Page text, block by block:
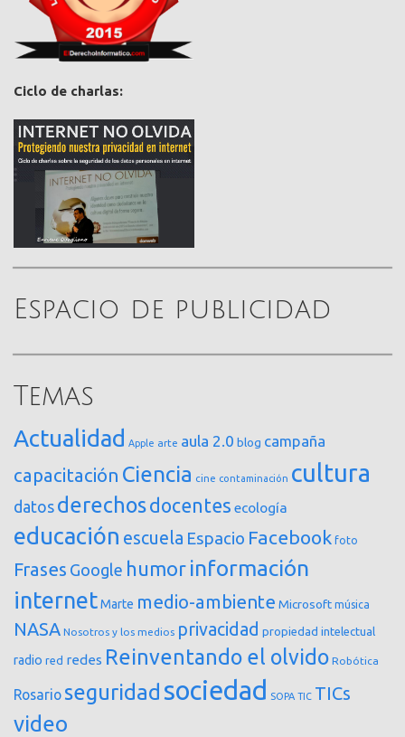
Ciclo de charlas:
Espacio de publicidad
Temas
Actualidad Apple arte aula 2.0 blog campaña
capacitación Ciencia cine contaminación cultura
datos derechosdocentes ecología
educación escuela Espacio Facebook foto
Frases Google humor información
internetMarte medio-ambiente Microsoft música
NASA Nosotros y los medios privacidad propiedad intelectual
radio red redes Reinventando el olvido Robótica
Rosario seguridad sociedad SOPA TIC TICs
video